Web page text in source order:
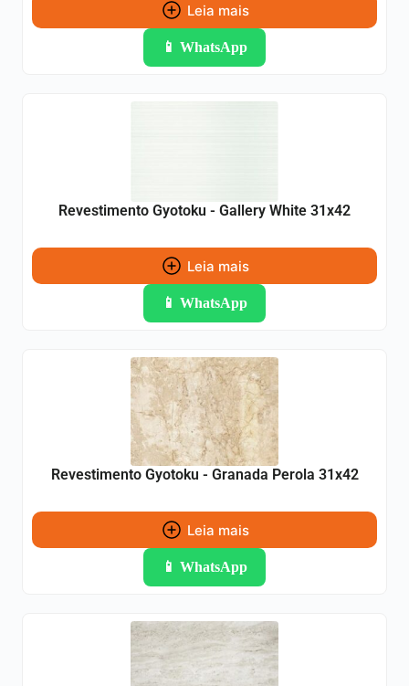
Leia mais
📱 WhatsApp
Revestimento Gyotoku - Gallery White 31x42
Leia mais
📱 WhatsApp
Revestimento Gyotoku - Granada Perola 31x42
Leia mais
📱 WhatsApp